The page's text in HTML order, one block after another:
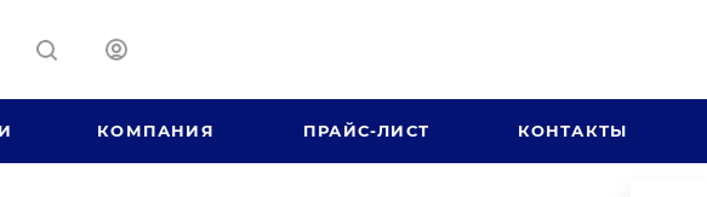
КОМПАНИЯ ПРАЙС-ЛИСТ КОНТАКТЫ